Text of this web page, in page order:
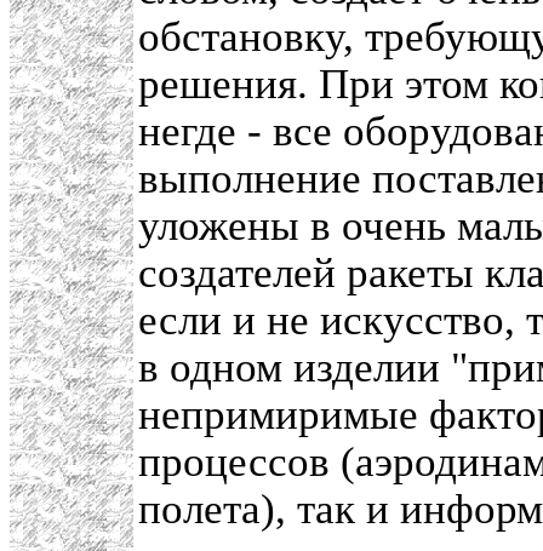
обстановку,
решения. При этом
негде - все
выполнение
уложены в очень
создателей ракеты
если и не искусство,
в одном изделии
непримиримые
процессов
полета), так и